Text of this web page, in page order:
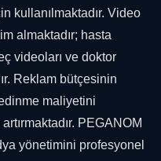
kullanılmaktadır. Video
almaktadır; hasta
videoları ve doktor
Reklam bütçesinin
maliyetini
PEGANOM
yönetimini profesyonel